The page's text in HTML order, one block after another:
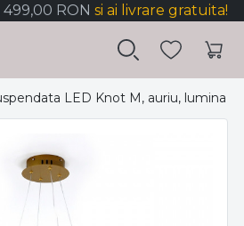
499,00 RON si ai livrare gratuita!
LED Knot M, auriu, lumina